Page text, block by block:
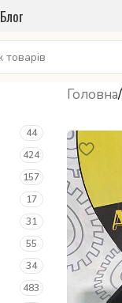
Блог
44
424
157
17
31
55
34
483
Головна/